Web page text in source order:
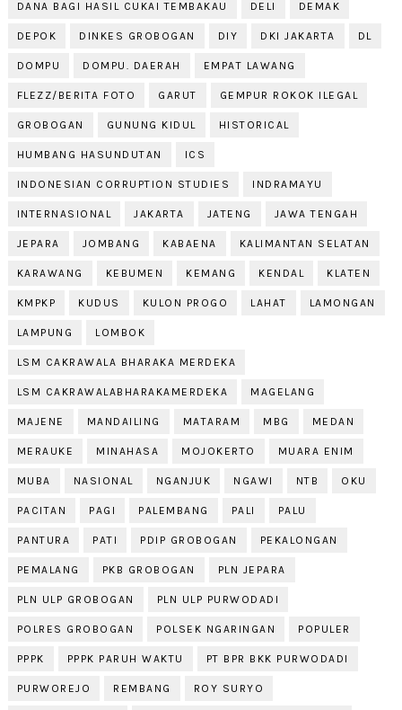
DANA BAGI HASIL CUKAI TEMBAKAU DELI DEMAK
DEPOK DINKES GROBOGAN DIY DKI JAKARTA DL
DOMPU DOMPU. DAERAH EMPAT LAWANG
FLEZZ/BERITA FOTO GARUT GEMPUR ROKOK ILEGAL
GROBOGAN GUNUNG KIDUL HISTORICAL
HUMBANG HASUNDUTAN ICS
INDONESIAN CORRUPTION STUDIES INDRAMAYU
INTERNASIONAL JAKARTA JATENG JAWA TENGAH
JEPARA JOMBANG KABAENA KALIMANTAN SELATAN
KARAWANG KEBUMEN KEMANG KENDAL KLATEN
KMPKP KUDUS KULON PROGO LAHAT LAMONGAN
LAMPUNG LOMBOK
LSM CAKRAWALA BHARAKA MERDEKA
LSM CAKRAWALABHARAKAMERDEKA MAGELANG
MAJENE MANDAILING MATARAM MBG MEDAN
MERAUKE MINAHASA MOJOKERTO MUARA ENIM
MUBA NASIONAL NGANJUK NGAWI NTB OKU
PACITAN PAGI PALEMBANG PALI PALU
PANTURA PATI PDIP GROBOGAN PEKALONGAN
PEMALANG PKB GROBOGAN PLN JEPARA
PLN ULP GROBOGAN PLN ULP PURWODADI
POLRES GROBOGAN POLSEK NGARINGAN POPULER
PPPK PPPK PARUH WAKTU PT BPR BKK PURWODADI
PURWOREJO REMBANG ROY SURYO